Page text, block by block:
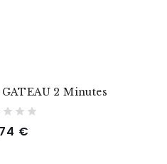
2 Minutes
€